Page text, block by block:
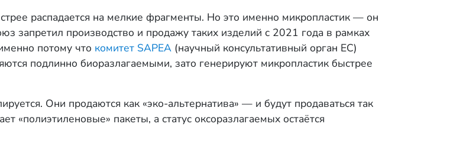
распадается на мелкие фрагменты. Но это именно микропластик — он
запретил производство и продажу таких изделий с 2021 года в рамках
потому что комитет SAPEA (научный консультативный орган ЕС)
подлинно биоразлагаемыми, зато генерируют микропластик быстрее
Они продаются как «эко-альтернатива» — и будут продаваться так
«полиэтиленовые» пакеты, а статус оксоразлагаемых остаётся